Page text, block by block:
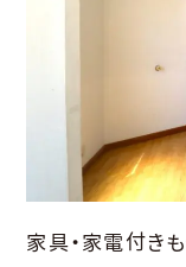
家具・家電付き